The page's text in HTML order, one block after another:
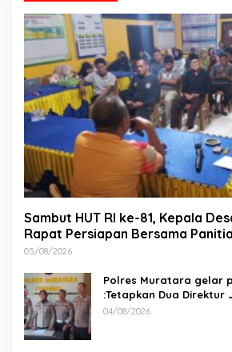
Sambut HUT RI ke-81, Kepala
Rapat Persiapan Bersama Panitia
05/08/2026
Polres Muratara gelar
:Tetapkan Dua Direktur
Kecelakaan Maut antara
04/08/2026